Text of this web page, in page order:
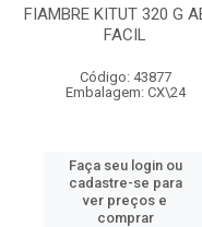
FIAMBRE KITUT 320 G
FACIL
Código: 43877
Embalagem: CX\24
Faça seu login ou
cadastre-se para
ver preços e
comprar